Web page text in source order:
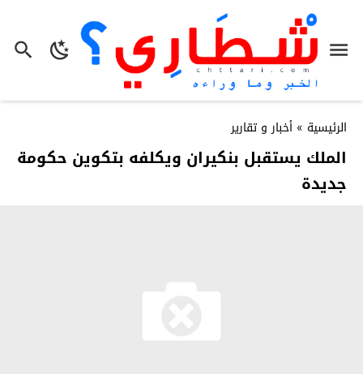
الرئيسية » أخبار و تقارير
الملك يستقبل بنكيران ويكلفه بتكوين حكومة
جديدة